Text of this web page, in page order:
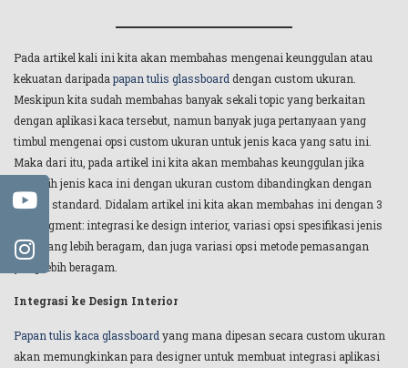
Pada artikel kali ini kita akan membahas mengenai keunggulan atau
kekuatan daripada papan tulis glassboard dengan custom ukuran.
Meskipun kita sudah membahas banyak sekali topic yang berkaitan
dengan aplikasi kaca tersebut, namun banyak juga pertanyaan yang
timbul mengenai opsi custom ukuran untuk jenis kaca yang satu ini.
Maka dari itu, pada artikel ini kita akan membahas keunggulan jika
memilih jenis kaca ini dengan ukuran custom dibandingkan dengan
produk standard. Didalam artikel ini kita akan membahas ini dengan 3
sub-segment: integrasi ke design interior, variasi opsi spesifikasi jenis
kaca yang lebih beragam, dan juga variasi opsi metode pemasangan
yang lebih beragam.
Integrasi ke Design Interior
Papan tulis kaca glassboard yang mana dipesan secara custom ukuran
akan memungkinkan para designer untuk membuat integrasi aplikasi